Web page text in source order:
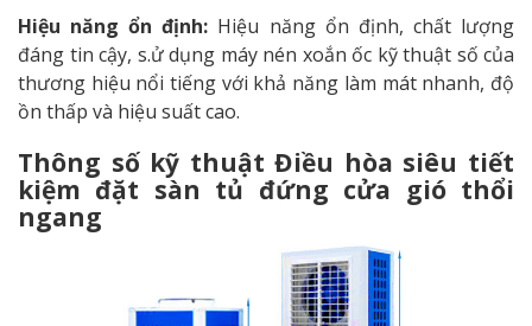
Hiệu năng ổn định: Hiệu năng ổn định, chất lượng
đáng tin cậy, s.ử dụng máy nén xoắn ốc kỹ thuật số của
thương hiệu nổi tiếng với khả năng làm mát nhanh, độ
ồn thấp và hiệu suất cao.
Thông số kỹ thuậtĐiều hòa siêu tiết
kiệm đặt sàn tủ đứng cửa gió thổi
ngang